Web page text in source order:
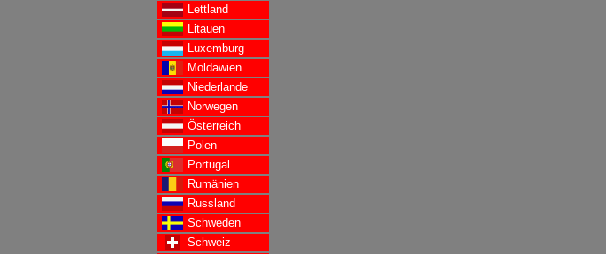
Lettland
Litauen
Luxemburg
Moldawien
Niederlande
Norwegen
Österreich
Polen
Portugal
Rumänien
Russland
Schweden
Schweiz